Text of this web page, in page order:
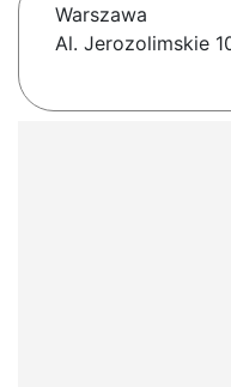
Warszawa
Al. Jerozolimskie